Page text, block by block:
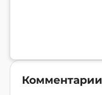
Комментарии